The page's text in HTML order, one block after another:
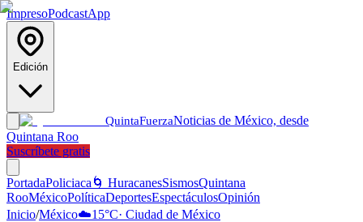
ImpresoPodcastApp
Edición
QuintaFuerzaNoticias de México, desde
Quintana Roo
Suscríbete gratis
PortadaPoliciaca 🌀 HuracanesSismosQuintana
RooMéxicoPolíticaDeportesEspectáculosOpinión
Inicio/México☁️15°C· Ciudad de México